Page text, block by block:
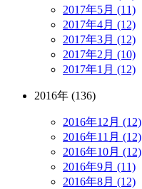
2017年5月 (11)
2017年4月 (12)
2017年3月 (12)
2017年2月 (10)
2017年1月 (12)
2016年 (136)
2016年12月 (12)
2016年11月 (12)
2016年10月 (12)
2016年9月 (11)
2016年8月 (12)